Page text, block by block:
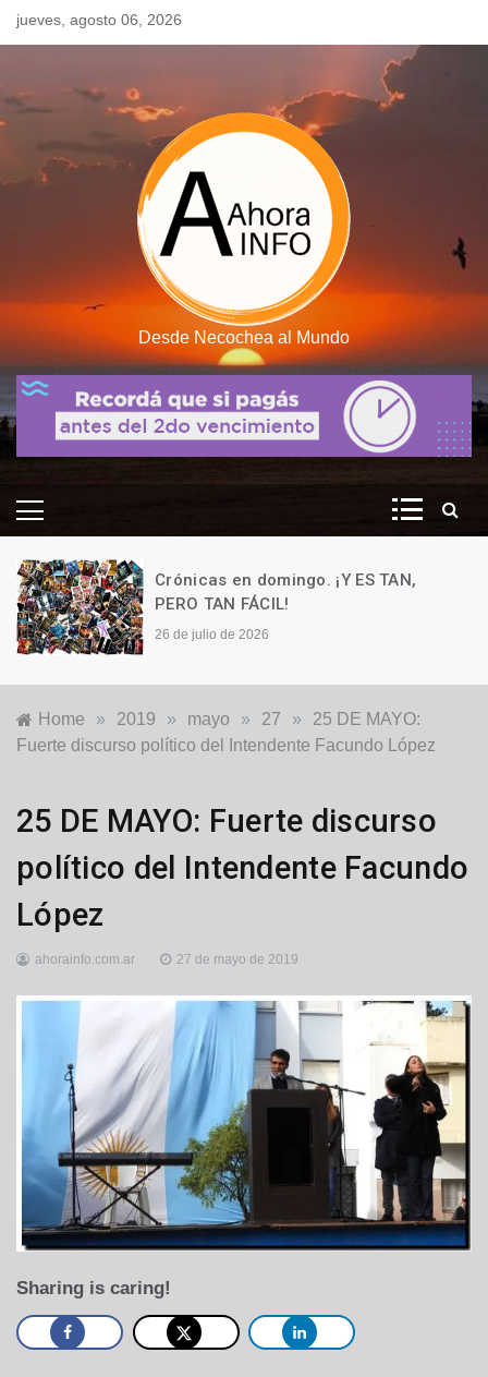
Skipjueves, agosto 06, 2026
Desde Necochea al Mundo
Crónicas en domingo. ¡Y ES TAN,
PERO TAN FÁCIL!
26 de julio de 2026
Home » 2019 » mayo » 27 »
25 DE MAYO:
Fuerte discurso político del Intendente Facundo López
Generales ,
Locales ,
Política
25 DE MAYO: Fuerte discurso
político del Intendente Facundo
López
ahorainfo.com.ar 27 de mayo de 2019
Sharing is caring!